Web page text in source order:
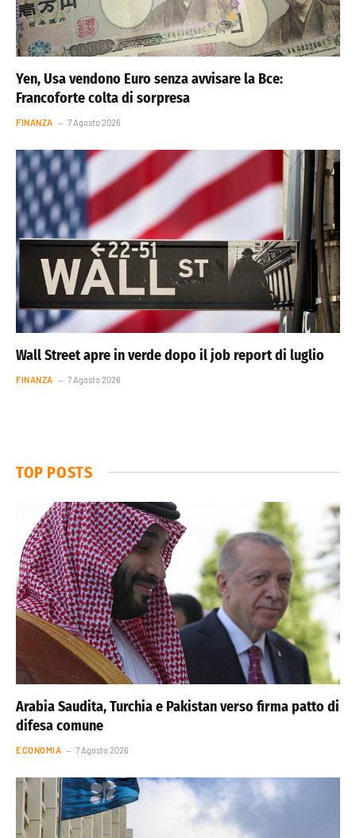
Yen, Usa vendono Euro senza avvisare la Bce:
Francoforte colta di sorpresa
FINANZA 7 Agosto 2026
Wall Street apre in verde dopo il job report di luglio
FINANZA 7 Agosto 2026
TOP POSTS
Arabia Saudita, Turchia e Pakistan verso firma patto di
difesa comune
ECONOMIA 7 Agosto 2026